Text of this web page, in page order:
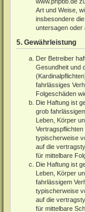
Art und Weise,
insbesondere
untersagen oder
5. Gewährleistung
Der Betreiber
Gesundheit und
fahrlässiges
Folgeschäden
Die Haftung ist
grob
Leben, Körper
typischerweise
auf die
für mittelbare
Die Haftung ist
Leben, Körper
fahrlässigem
typischerweise
auf die
für mittelbare